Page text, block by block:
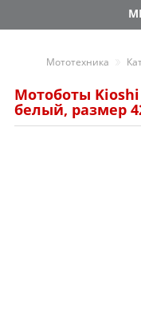
Мототехника
Мотоботы
белый, размер